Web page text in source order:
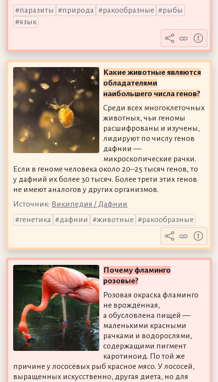
паразиты
природа ракообразные
рыбы
язык
Какие животные являются
обладателями
наибольшего числа генов?
Среди всех многоклеточных
животных, чьи геномы
расшифрованы и изучены,
лидируют по числу генов
дафнии —
микроскопические рачки.
Если в геноме человека около 20–25 тысяч генов, то
у дафний их более 30 тысяч. Более трети этих генов
не имеют аналогов у других организмов.
Источник: Википедия / Дафнии
генетика
дафнии животные ракообразные
Почему фламинго
розовые?
Розовая окраска фламинго
не врождённая,
а обусловлена пищей —
маленькими красными
рачками и водорослями,
содержащими пигмент
каротиноид. По той же
причине у лососёвых рыб красное мясо. У лососей,
выращенных искусственно, другая диета, но для